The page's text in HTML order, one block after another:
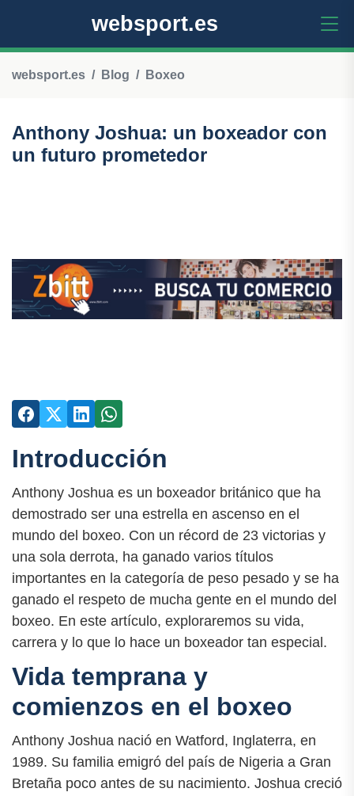
websport.es
websport.es Blog Boxeo
Anthony Joshua: un boxeador con
un futuro prometedor
Introducción
Anthony Joshua es un boxeador británico que ha
demostrado ser una estrella en ascenso en el
mundo del boxeo. Con un récord de 23 victorias y
una sola derrota, ha ganado varios títulos
importantes en la categoría de peso pesado y se ha
ganado el respeto de mucha gente en el mundo del
boxeo. En este artículo, exploraremos su vida,
carrera y lo que lo hace un boxeador tan especial.
Vida temprana y
comienzos en el boxeo
Anthony Joshua nació en Watford, Inglaterra, en
1989. Su familia emigró del país de Nigeria a Gran
Bretaña poco antes de su nacimiento. Joshua creció